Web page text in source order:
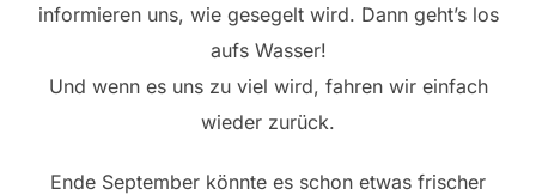
informieren uns, wie gesegelt wird. Dann geht’s los
aufs Wasser!
Und wenn es uns zu viel wird, fahren wir einfach
wieder zurück.
Ende September könnte es schon etwas frischer